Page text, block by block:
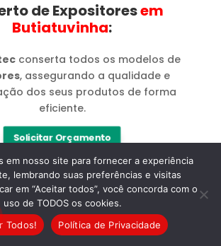
de Expositoresem
Butiatuvinha​:
conserta todos os modelos de
, assegurando a qualidade e
dos seus produtos de forma
eficiente.
Solicitar Orçamento
em nosso site para fornecer a experiência
lembrando suas preferências e visitas
em “Aceitar todos”, você concorda com o
uso de TODOS os cookies.
Todos!
Política de Privacidade